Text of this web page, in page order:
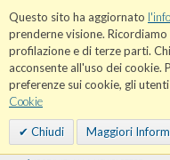
Questo sito ha aggiornato
prenderne visione.
profilazione e di terze parti.
acconsente all'uso dei cookie.
preferenze sui cookie, gli
Cookie
Chiudi Maggiori